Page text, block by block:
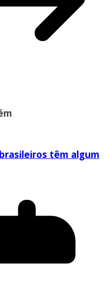
têm algum